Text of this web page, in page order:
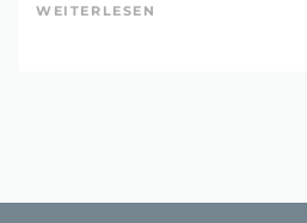
WEITERLESEN